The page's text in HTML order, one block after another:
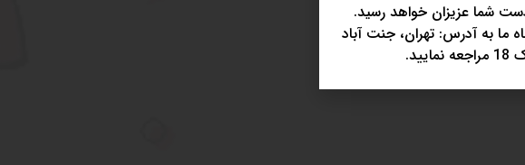
شما عزیزان خواهد رسید.
ما به آدرس: تهران، جنت آباد